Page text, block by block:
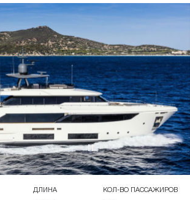
ДЛИНА КОЛ-ВО ПАССАЖИРОВ